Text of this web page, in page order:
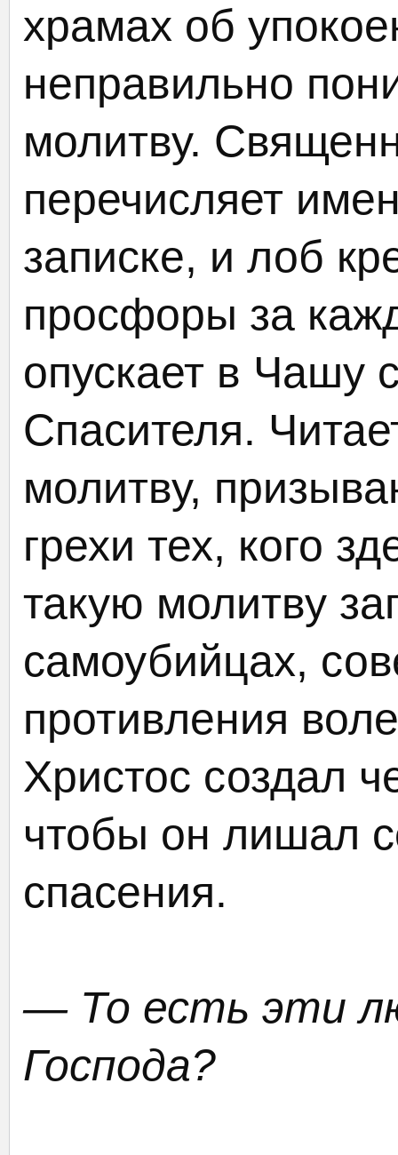
храмах об
неправильно
молитву.
перечисляет
записке, и лоб
просфоры за
опускает в Чашу
Спасителя.
молитву,
грехи тех, кого
такую молитву
самоубийцах,
противления
Христос создал
чтобы он лишал
спасения.
— То есть эти
Господа?